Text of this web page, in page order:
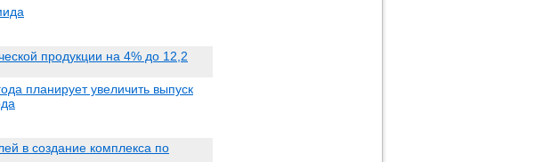
продукции на 4% до 12,2
планирует увеличить выпуск
в создание комплекса по